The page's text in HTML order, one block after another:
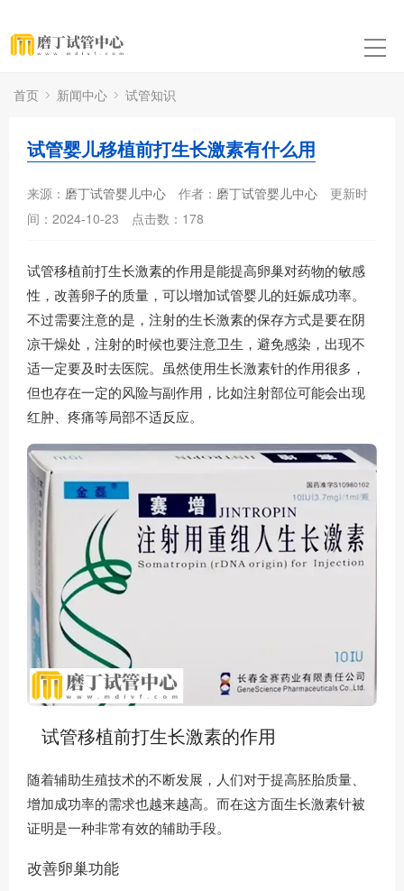
首页 新闻中心 试管知识
试管婴儿移植前打生长激素有什么用
来源： 磨丁试管婴儿中心 作者： 磨丁试管婴儿中心
更新时
间：2024-10-23
点击数： 178
试管移植前打生长激素的作用是能提高卵巢对药物的敏感
性，改善卵子的质量，可以增加试管婴儿的妊娠成功率。
不过需要注意的是，注射的生长激素的保存方式是要在阴
凉干燥处，注射的时候也要注意卫生，避免感染，出现不
适一定要及时去医院。虽然使用生长激素针的作用很多，
但也存在一定的风险与副作用，比如注射部位可能会出现
红肿、疼痛等局部不适反应。
试管移植前打生长激素的作用
随着辅助生殖技术的不断发展，人们对于提高胚胎质量、
增加成功率的需求也越来越高。而在这方面生长激素针被
证明是一种非常有效的辅助手段。
改善卵巢功能